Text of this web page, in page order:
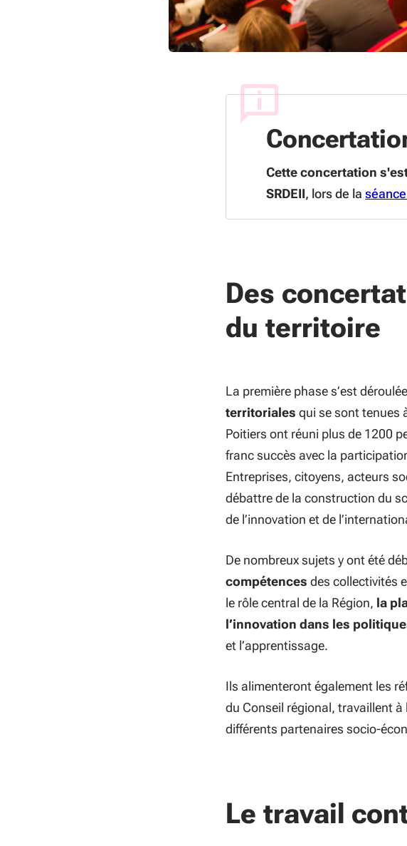
Cette concertation
SRDEII, lors de la
Des
du territoire
La première phase s’est
territoriales qui se sont tenues
Poitiers ont réuni plus de 1200
franc succès avec la
Entreprises, citoyens, acteurs
débattre de la construction du
de l’innovation et de
De nombreux sujets y ont été
compétences des collectivités
le rôle central de la Région, la
l’innovation dans les
et l’apprentissage.
Ils alimenteront également les
du Conseil régional, travaillent
différents partenaires socio-
Le travail